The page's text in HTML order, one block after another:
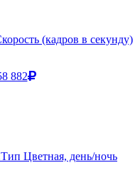
(кадров в секунду)
882
Цветная, день/ночь